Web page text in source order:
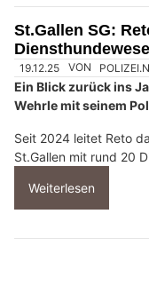
St.Gallen SG:
19.12.25 VON
Ein Blick zurück ins
Wehrle mit seinem
Seit 2024 leitet Reto
St.Gallen mit rund 20
Weiterlesen